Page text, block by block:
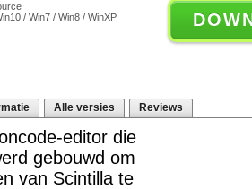
/ Win7 / Win8 / WinXP
Alle versies Reviews
editor die
gebouwd om
van Scintilla te